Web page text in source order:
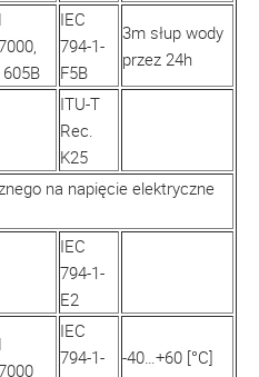
IEC
794-1-
F5B
3m słup wody
przez 24h
ITU-T
Rec.
K25
na napięcie elektryczne
IEC
794-1-
E2
IEC
794-1-
-40…+60 [°C]